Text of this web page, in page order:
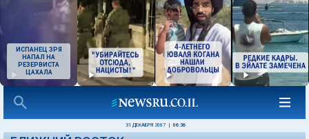
ИСПАНЕЦ ЗРЯ
НАПАЛ НА
РЕЗЕРВИСТА
ЦАХАЛА
31 ДЕКАБРЯ 2007 06:36